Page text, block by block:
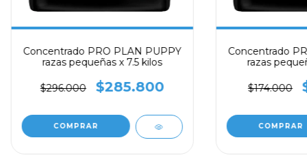
Concentrado PRO PLAN PUPPY
razas pequeñas x 7.5 kilos
$296.000 $285.800
Concentrado
razas
$174.000